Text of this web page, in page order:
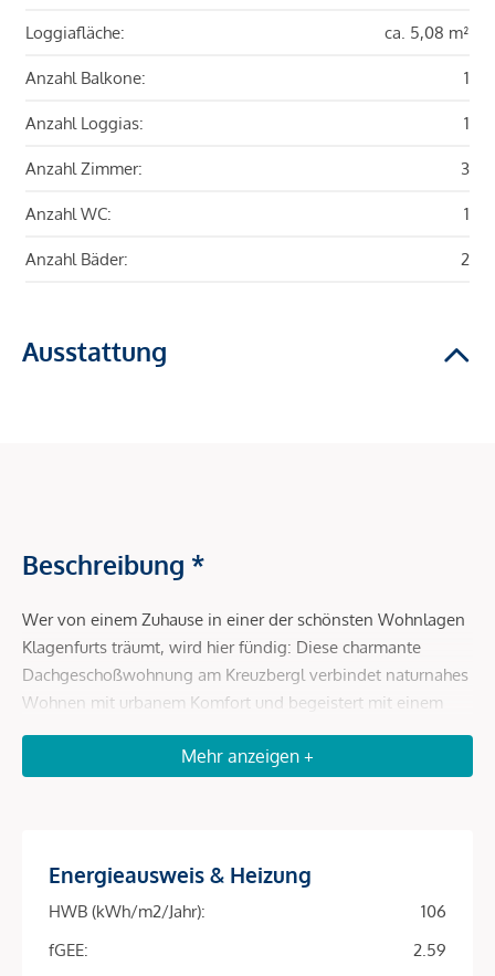
Loggiafläche: ca. 5,08 m²
Anzahl Balkone: 1
Anzahl Loggias: 1
Anzahl Zimmer: 3
Anzahl WC: 1
Anzahl Bäder: 2
Ausstattung
Beschreibung *
Wer von einem Zuhause in einer der schönsten Wohnlagen
Klagenfurts träumt, wird hier fündig: Diese charmante
Dachgeschoßwohnung am Kreuzbergl verbindet naturnahes
Wohnen mit urbanem Komfort und begeistert mit einem
unverbaubaren Blick ins Grüne.
Auf rund 90 m² Wohnfläche erwartet Sie ein durchdachter
Holzofen zum behaglichen Mittelpunkt des Zuhauses wird.
Große Fensterflächen sorgen für ein helles, freundliches
Wohngefühl und eröffnen schöne Ausblicke auf die
Mehr anzeigen +
Energieausweis & Heizung
HWB (kWh/m2/Jahr):
106
fGEE:
2.59